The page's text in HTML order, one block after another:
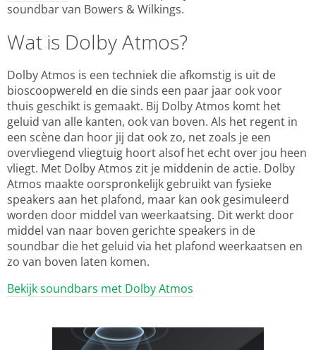
soundbar van Bowers & Wilkings.
Wat is Dolby Atmos?
Dolby Atmos is een techniek die afkomstig is uit de
bioscoopwereld en die sinds een paar jaar ook voor
thuis geschikt is gemaakt. Bij Dolby Atmos komt het
geluid van alle kanten, ook van boven. Als het regent in
een scène dan hoor jij dat ook zo, net zoals je een
overvliegend vliegtuig hoort alsof het echt over jou heen
vliegt. Met Dolby Atmos zit je middenin de actie. Dolby
Atmos maakte oorspronkelijk gebruikt van fysieke
speakers aan het plafond, maar kan ook gesimuleerd
worden door middel van weerkaatsing. Dit werkt door
middel van naar boven gerichte speakers in de
soundbar die het geluid via het plafond weerkaatsen en
zo van boven laten komen.
Bekijk soundbars met Dolby Atmos